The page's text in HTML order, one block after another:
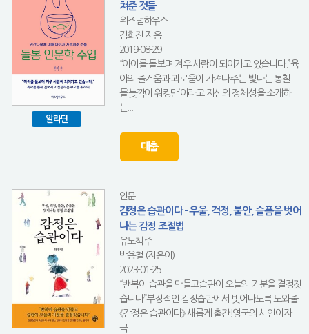
알라딘
쳐준 것들
위즈덤하우스
김희진 지음
2019-08-29
“아이를 돌보며 겨우 사람이 되어가고 있습니다.”육
아의 즐거움과 괴로움이 가져다주는 빛나는 통찰
들‘늦깎이 워킹맘’이라고 자신의 정체성을 소개하
는...
대출
인문
감정은 습관이다 - 우울, 걱정, 불안, 슬픔을 벗어
나는 감정 조절법
유노책주
박용철 (지은이)
2023-01-25
“반복이 습관을 만들고습관이 오늘의 기분을 결정짓
습니다”부정적인 감정습관에서 벗어나도록 도와줄
《감정은 습관이다》 새롭게 출간!영국의 시인이자
극...